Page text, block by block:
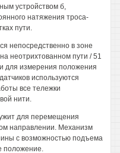
устройством б,
натяжения троса-
пути.
непосредственно в зоне
неотрихтованном пути / 51
для измерения положения
используются
все тележки
нити.
для перемещения
направлении. Механизм
с возможностью подъема
положение.